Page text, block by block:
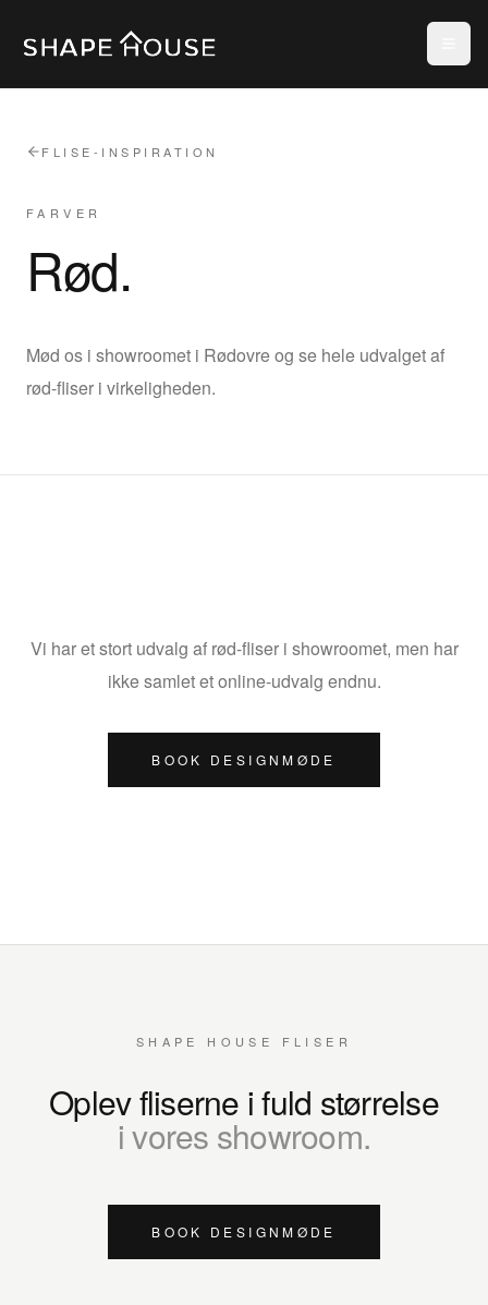
FLISE-INSPIRATION
FARVER
Rød.
Mød os i showroomet i Rødovre og se hele udvalget af
rød-fliser i virkeligheden.
Vi har et stort udvalg af rød-fliser i showroomet, men har
ikke samlet et online-udvalg endnu.
BOOK DESIGNMØDE
SHAPE HOUSE FLISER
Oplev fliserne i fuld størrelse
i vores showroom.
BOOK DESIGNMØDE